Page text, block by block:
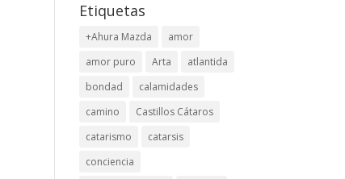
Etiquetas
+Ahura Mazda
amor
amor puro
Arta
atlantida
bondad
calamidades
camino
Castillos Cátaros
catarismo
catarsis
conciencia